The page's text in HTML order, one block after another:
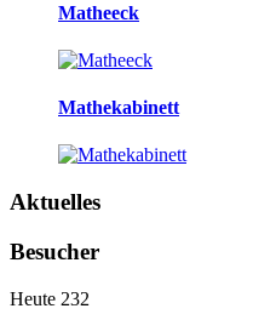
Matheeck
Mathekabinett
Aktuelles
Besucher
Heute 232